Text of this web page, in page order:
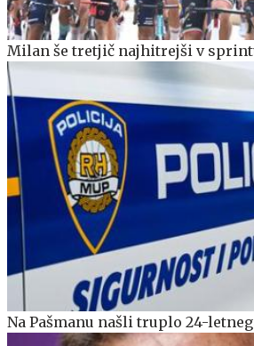
Milan še tretjič najhitrejši v
Na Pašmanu našli truplo 24-